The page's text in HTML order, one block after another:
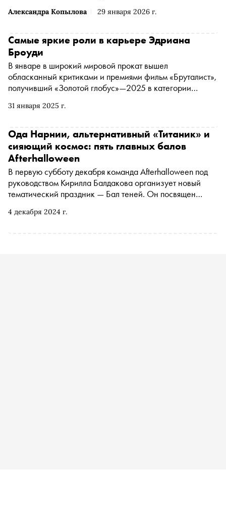
Александра Копылова 29 января 2026 г.
31 января 2025 г.
Cамые яркие роли в карьере Эдриана
Броуди
В январе в широкий мировой прокат вышел
обласканный критиками и премиями фильм «Бруталист»,
получивший «Золотой глобус»—2025 в категории
«Оскар» в десяти основных категориях, включая
решил проследить самые важные и значимые этапы
карьеры блистающего в картине Эдриана Броуди,
главного претендента на «Оскар»—2025 в категории
«Лучший актер», уже удостоенного «Золотого глобуса»
в категории «Лучший актер в драме»
4 декабря 2024 г.
Ода Нарнии, альтернативный «Титаник» и
сияющий космос: пять главных балов
Afterhalloween
В первую субботу декабря команда Afterhalloween под
руководством Кирилла Балдакова организует новый
тематический праздник — Бал теней. Он посвящен
Традиционно вечер пройдет в стенах отеля — на сей раз